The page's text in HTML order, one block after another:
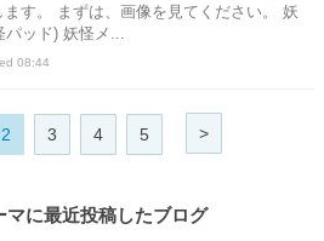
す。 まずは、画像を見てください。 妖
ッド) 妖怪メ...
08:44
2 3 4 5 >
マに最近投稿したブログ